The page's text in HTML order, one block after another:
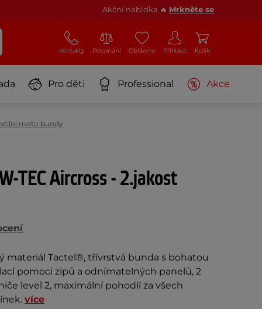
Akční nabídka 🔥 Mrkněte se
Kontakty Porovnání Oblíbené Přihlásit Košík
Pro děti Professional Akce
moto bundy
TEC Aircross - 2.jakost
materiál Tactel®, třívrstvá bunda s bohatou
pomocí zipů a odnímatelných panelů, 2
level 2, maximální pohodlí za všech
více